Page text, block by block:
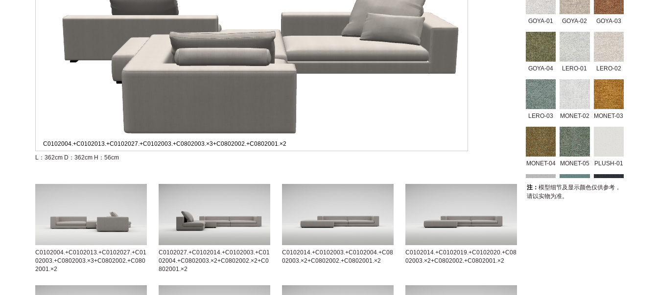
C0102004.+C0102013.+C0102027.+C0102003.+C0802003.×3+C0802002.+C0802001.×2
L：362cm D：362cm H：56cm
GOYA-01 GOYA-02 GOYA-03
GOYA-04 LERO-01 LERO-02
LERO-03 MONET-02 MONET-03
MONET-04 MONET-05 PLUSH-01
C0102004.+C0102013.+C0102027.+C01
02003.+C0802003.×3+C0802002.+C080
2001.×2
C0102027.+C0102014.+C0102003.+C01
02004.+C0802003.×2+C0802002.×2+C0
802001.×2
C0102014.+C0102003.+C0102004.+C08
02003.×2+C0802002.+C0802001.×2
C0102014.+C0102019.+C0102020.+C08
02003.×2+C0802002.+C0802001.×2
注： 模型细节及显示颜色仅供参考，
请以实物为准。